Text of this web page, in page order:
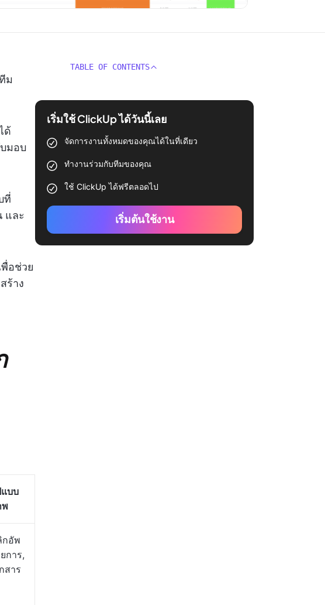
ม
ด้
มอบ
ที่
และ
อช่วย
ร้าง
บบ
กอัพ
การ,
สาร
TABLE OF CONTENTS
เริ่มใช้ ClickUp ได้วันนี้เลย
จัดการงานทั้งหมดของคุณได้ในที่เดียว
ทำงานร่วมกับทีมของคุณ
ใช้ ClickUp ได้ฟรีตลอดไป
เริ่มต้นใช้งาน